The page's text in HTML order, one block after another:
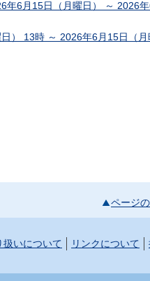
年6月15日（月曜日） ～ 2026
） 13時 ～ 2026年6月15日（月
ページ
扱いについて リンクについて